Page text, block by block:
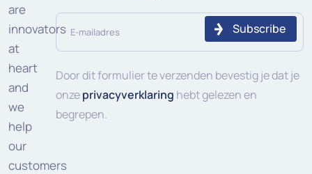
are
innovators
at
heart
and
we
help
our
customers
E-
mailadres
(Vereist)
Door dit formulier te verzenden bevestig je dat je
onzeprivacyverklaring hebt gelezen en
begrepen.